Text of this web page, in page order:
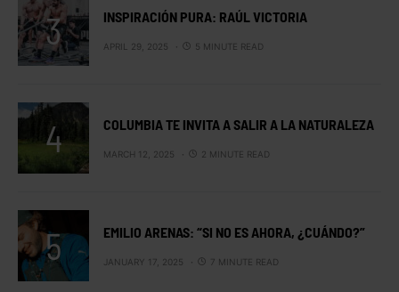
INSPIRACIÓN PURA: RAÚL VICTORIA
APRIL 29, 2025 5 MINUTE READ
COLUMBIA TE INVITA A SALIR A LA NATURALEZA
MARCH 12, 2025 2 MINUTE READ
EMILIO ARENAS: “SI NO ES AHORA, ¿CUÁNDO?”
JANUARY 17, 2025 7 MINUTE READ